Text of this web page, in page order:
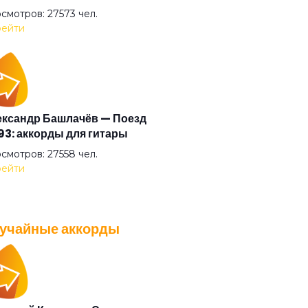
морозы
дождём
да-будай
первым
27573 чел.
Башлачёв — Поезд
аккорды для гитары
27558 чел.
— Плохо танцевать: аккорды
26037 чел.
аккорды